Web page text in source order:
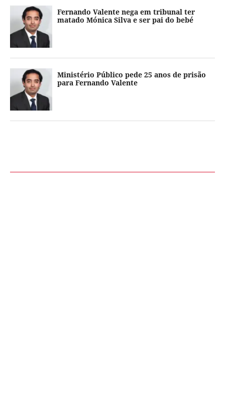
Fernando Valente nega em tribunal ter
matado Mónica Silva e ser pai do bebé
Ministério Público pede 25 anos de prisão
para Fernando Valente